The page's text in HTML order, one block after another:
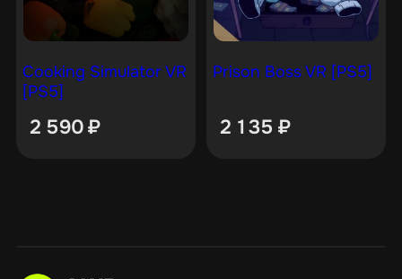
Cooking Simulator VR
[PS5]
2 590₽
Prison Boss VR [PS5]
2 135 ₽